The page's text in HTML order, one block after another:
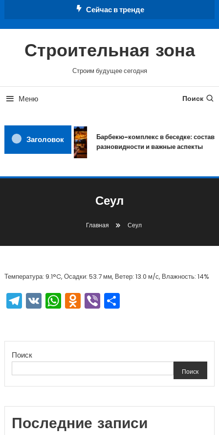
Сейчас в тренде
Строительная зона
Строим будущее сегодня
Меню Поиск
Заголовок
Барбекю-комплекс в беседке: состав,
разновидности и важные аспекты
Сеул
Главная Сеул
Температура: 9.1°C, Осадки: 53.7 мм, Ветер: 13.0 м/с, Влажность: 14%
Telegram
VKWhatsApp
Odnoklassniki
ViberОтправить
Поиск
Поиск
Последние записи